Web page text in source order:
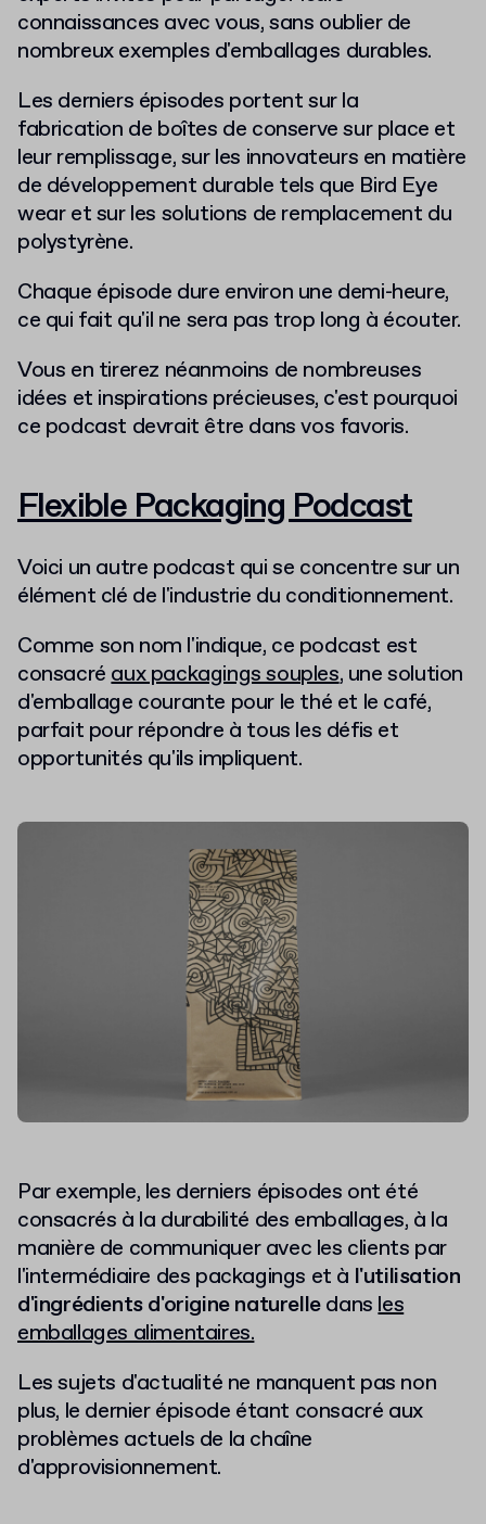
connaissances avec vous, sans oublier de
nombreux exemples d'emballages durables.
Les derniers épisodes portent sur la
fabrication de boîtes de conserve sur place et
leur remplissage, sur les innovateurs en matière
de développement durable tels que Bird Eye
wear et sur les solutions de remplacement du
polystyrène.
Chaque épisode dure environ une demi-heure,
ce qui fait qu'il ne sera pas trop long à écouter.
Vous en tirerez néanmoins de nombreuses
idées et inspirations précieuses, c'est pourquoi
ce podcast devrait être dans vos favoris.
Flexible Packaging Podcast
Voici un autre podcast qui se concentre sur un
élément clé de l'industrie du conditionnement.
Comme son nom l'indique, ce podcast est
consacréaux packagings souples, une solution
d'emballage courante pour le thé et le café,
parfait pour répondre à tous les défis et
opportunités qu'ils impliquent.
Par exemple, les derniers épisodes ont été
consacrés à la durabilité des emballages, à la
manière de communiquer avec les clients par
l'intermédiaire des packagings et à l'utilisation
d'ingrédients d'origine naturelledansles
emballages alimentaires.
Les sujets d'actualité ne manquent pas non
plus, le dernier épisode étant consacré aux
problèmes actuels de la chaîne
d'approvisionnement.